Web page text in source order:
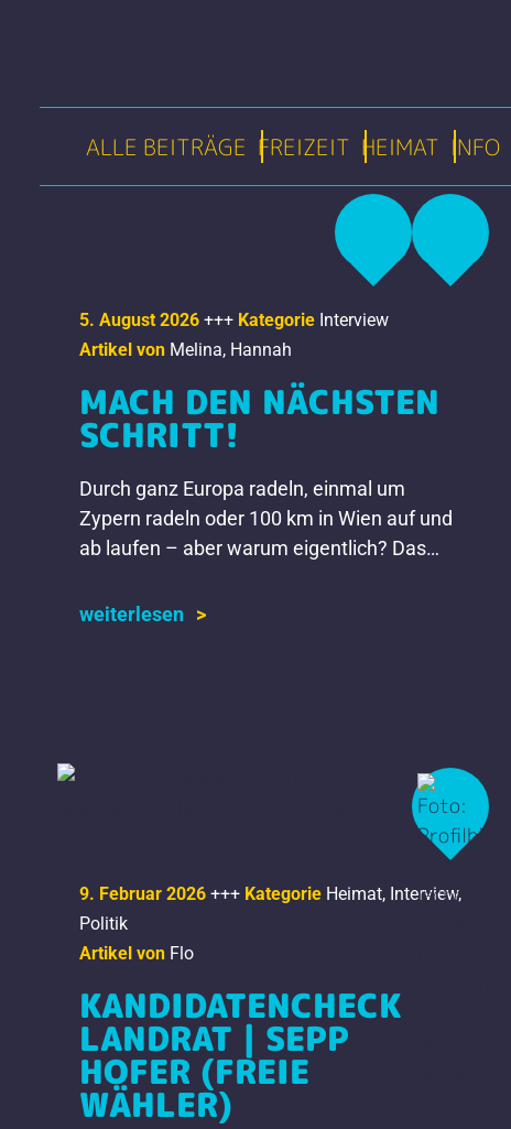
ALLE BEITRÄGE FREIZEIT HEIMAT INFO
5. August 2026 +++ Kategorie Interview
Artikel von Melina, Hannah
MACH DEN NÄCHSTEN
SCHRITT!
Durch ganz Europa radeln, einmal um
Zypern radeln oder 100 km in Wien auf und
ab laufen – aber warum eigentlich? Das
aROund Interview.
weiterlesen
9. Februar 2026 +++ Kategorie Heimat, Interview,
Politik
Artikel von Flo
KANDIDATENCHECK
LANDRAT | SEPP
HOFER (FREIE
WÄHLER)